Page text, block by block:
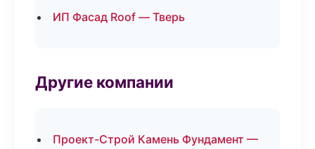
ИП Фасад Roof — Тверь
Другие компании
Проект-Строй Камень Фундамент —